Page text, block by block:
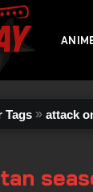
Tags » attack